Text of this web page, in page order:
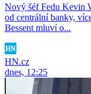
Nový šéf Fedu Kevin
od centrální banky,
Bessent mluví o...
HN.cz
dnes, 12:25